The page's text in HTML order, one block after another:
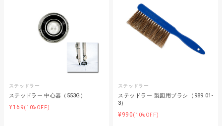
ステッドラー
ステッドラー 中心器（553G）
¥169(10%OFF)
ステッドラー
ステッドラー 製図用ブラシ（989 01-
3）
¥990(10%OFF)